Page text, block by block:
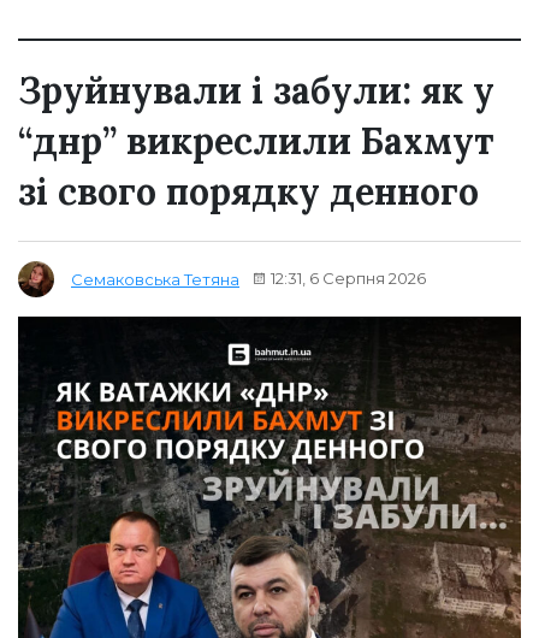
Зруйнували і забули: як у
“днр” викреслили Бахмут
зі свого порядку денного
Семаковська Тетяна 12:31, 6 Серпня 2026